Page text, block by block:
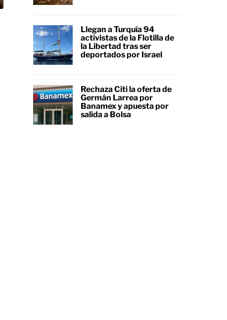
Llegan a Turquía 94
activistas de la Flotilla de
la Libertad tras ser
deportados por Israel
Rechaza Citi la oferta de
Germán Larrea por
Banamex y apuesta por
salida a Bolsa